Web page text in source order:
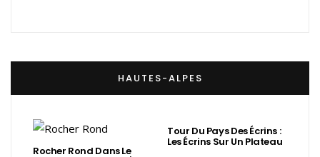
HAUTES-ALPES
Rocher Rond Dans Le
Tour Du Pays Des Écrins :
Les Écrins Sur Un Plateau